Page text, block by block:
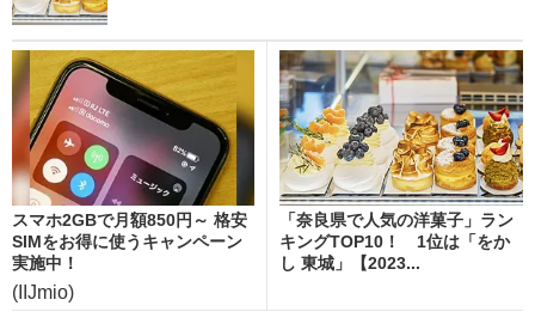
スマホ2GBで月額850円～ 格安
SIMをお得に使うキャンペーン
実施中！
(IIJmio)
「奈良県で人気の洋菓子」ラン
キングTOP10！ 1位は「をか
し 東城」【2023...